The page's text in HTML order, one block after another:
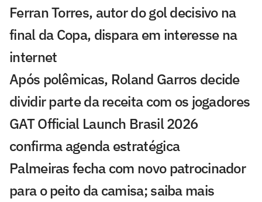
Ferran Torres, autor do gol decisivo na
final da Copa, dispara em interesse na
internet
Após polêmicas, Roland Garros decide
dividir parte da receita com os jogadores
GAT Official Launch Brasil 2026
confirma agenda estratégica
Palmeiras fecha com novo patrocinador
para o peito da camisa; saiba mais